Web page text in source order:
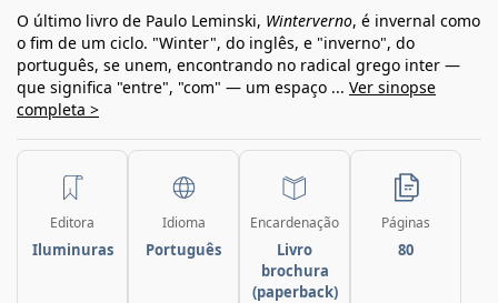
O último livro de Paulo Leminski, Winterverno, é invernal como
o fim de um ciclo. "Winter", do inglês, e "inverno", do
português, se unem, encontrando no radical grego inter —
que significa "entre", "com" — um espaço ... Ver sinopse
completa >
Editora
Iluminuras
Idioma
Português
Encardenação
Livro
brochura
(paperback)
Páginas
80